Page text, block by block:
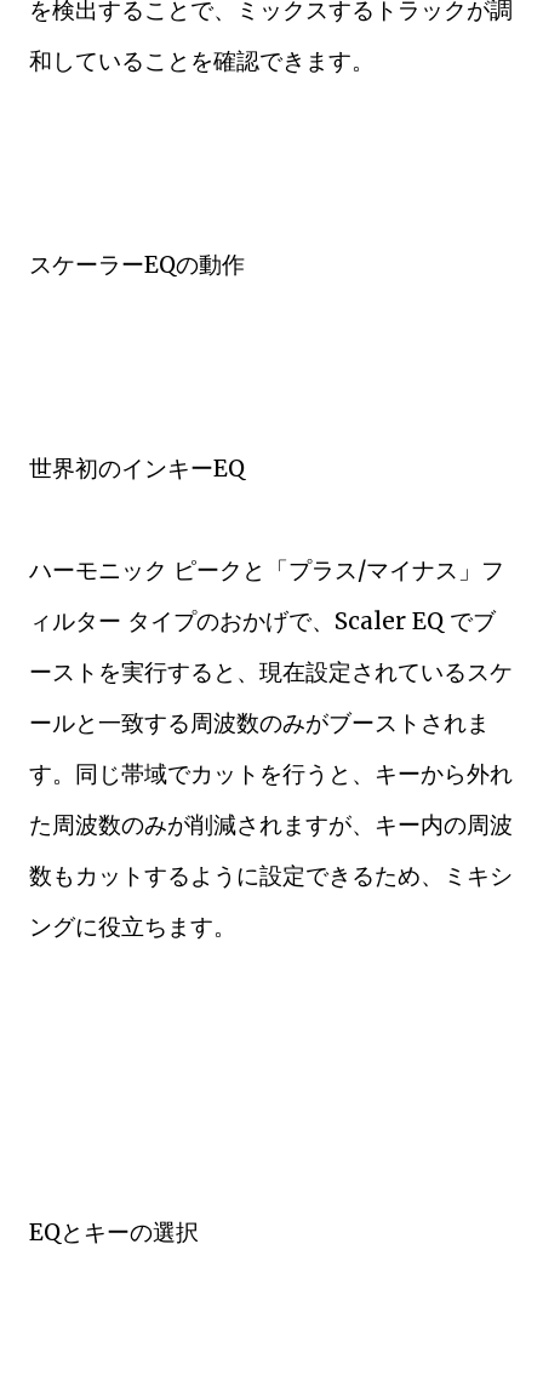
を検出することで、ミックスするトラックが調
和していることを確認できます。
スケーラーEQの動作
世界初のインキーEQ
ハーモニック ピークと「プラス/マイナス」フ
ィルター タイプのおかげで、Scaler EQ でブ
ーストを実行すると、現在設定されているスケ
ールと一致する周波数のみがブーストされま
す。同じ帯域でカットを行うと、キーから外れ
た周波数のみが削減されますが、キー内の周波
数もカットするように設定できるため、ミキシ
ングに役立ちます。
EQとキーの選択